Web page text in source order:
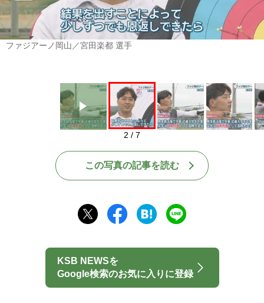
ファジアーノ岡山／宮田楽都 選手
2 / 7
この写真の記事を読む
KSB NEWSを
Google検索のお気に入りに登録